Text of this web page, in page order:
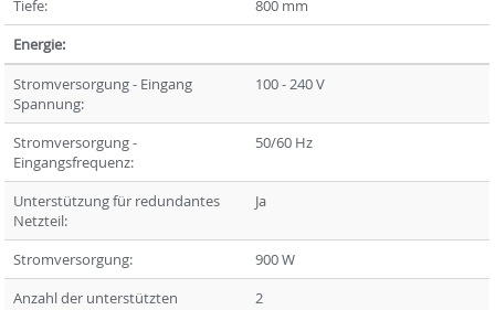
Tiefe:
800 mm
Energie:
Stromversorgung - Eingang
Spannung:
100 - 240 V
Stromversorgung -
Eingangsfrequenz:
50/60 Hz
Unterstützung für redundantes
Netzteil:
Ja
Stromversorgung:
900 W
Anzahl der unterstützten
2